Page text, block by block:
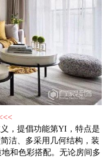
，提倡功能第YI，特点是
洁、多采用几何结构，装
和色彩搭配。无论房间多